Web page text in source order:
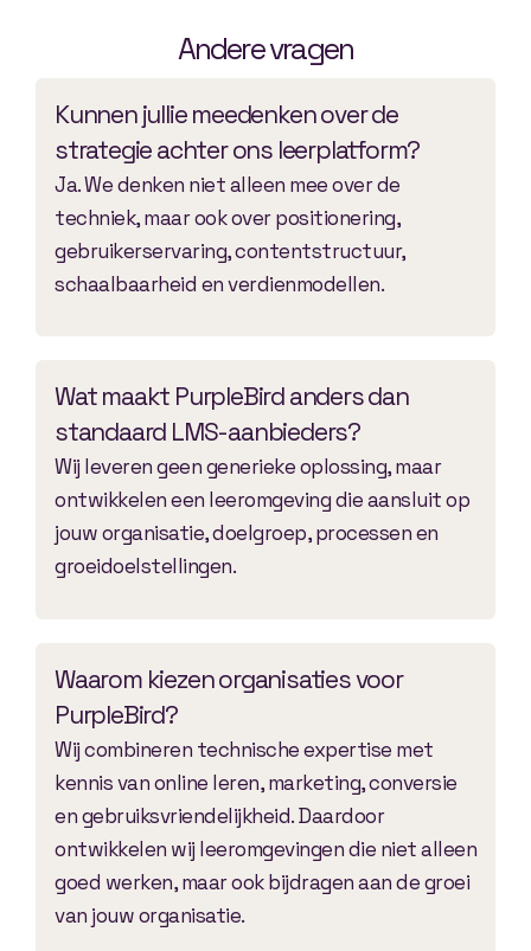
Andere vragen
Kunnen jullie meedenken over de
strategie achter ons leerplatform?
Ja. We denken niet alleen mee over de
techniek, maar ook over positionering,
gebruikerservaring, contentstructuur,
schaalbaarheid en verdienmodellen.
Wat maakt PurpleBird anders dan
standaard LMS-aanbieders?
Wij leveren geen generieke oplossing, maar
ontwikkelen een leeromgeving die aansluit op
jouw organisatie, doelgroep, processen en
groeidoelstellingen.
Waarom kiezen organisaties voor
PurpleBird?
Wij combineren technische expertise met
kennis van online leren, marketing, conversie
en gebruiksvriendelijkheid. Daardoor
ontwikkelen wij leeromgevingen die niet alleen
goed werken, maar ook bijdragen aan de groei
van jouw organisatie.